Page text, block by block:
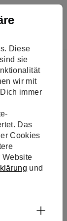
Diese
sie
wir mit
immer
Das
Cookies
Website
und